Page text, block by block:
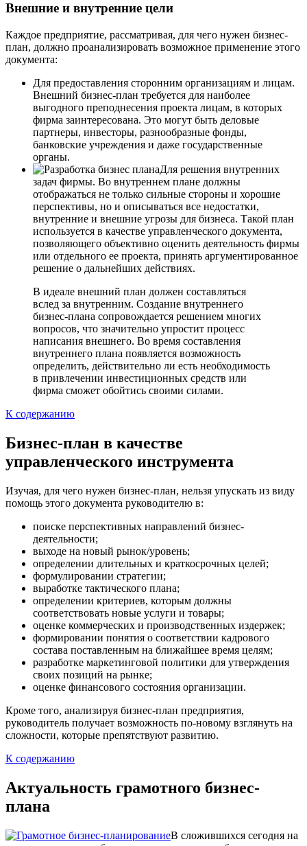
Внешние и внутренние цели
Каждое предприятие, рассматривая, для чего нужен бизнес-
план, должно проанализировать возможное применение этого
документа:
Для предоставления сторонним организациям и лицам.
Внешний бизнес-план требуется для наиболее
выгодного преподнесения проекта лицам, в которых
фирма заинтересована. Это могут быть деловые
партнеры, инвесторы, разнообразные фонды,
банковские учреждения и даже государственные
органы.
Для решения внутренних
задач фирмы. Во внутреннем плане должны
отображаться не только сильные стороны и хорошие
перспективы, но и описываться все недостатки,
внутренние и внешние угрозы для бизнеса. Такой план
используется в качестве управленческого документа,
позволяющего объективно оценить деятельность фирмы
или отдельного ее проекта, принять аргументированное
решение о дальнейших действиях.
В идеале внешний план должен составляться
вслед за внутренним. Создание внутреннего
бизнес-плана сопровождается решением многих
вопросов, что значительно упростит процесс
написания внешнего. Во время составления
внутреннего плана появляется возможность
определить, действительно ли есть необходимость
в привлечении инвестиционных средств или
фирма сможет обойтись своими силами.
К содержанию
Бизнес-план в качестве
управленческого инструмента
Изучая, для чего нужен бизнес-план, нельзя упускать из виду
помощь этого документа руководителю в:
поиске перспективных направлений бизнес-
деятельности;
выходе на новый рынок/уровень;
определении длительных и краткосрочных целей;
формулировании стратегии;
выработке тактического плана;
определении критериев, которым должны
соответствовать новые услуги и товары;
оценке коммерческих и производственных издержек;
формировании понятия о соответствии кадрового
состава поставленным на ближайшее время целям;
разработке маркетинговой политики для утверждения
своих позиций на рынке;
оценке финансового состояния организации.
Кроме того, анализируя бизнес-план предприятия,
руководитель получает возможность по-новому взглянуть на
сложности, которые препятствуют развитию.
К содержанию
Актуальность грамотного бизнес-
плана
В сложившихся сегодня на